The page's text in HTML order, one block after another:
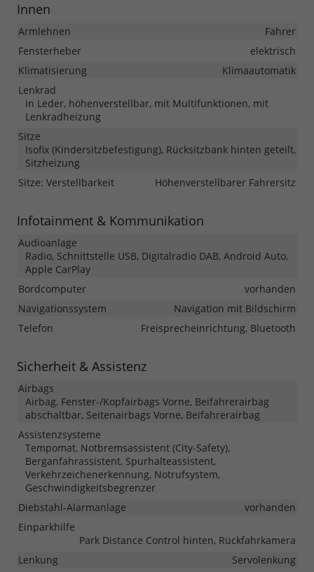
Innen
Armlehnen
Fahrer
Fensterheber
elektrisch
Klimatisierung
Klimaautomatik
Lenkrad
in Leder, höhenverstellbar, mit Multifunktionen, mit
Lenkradheizung
Sitze
Isofix (Kindersitzbefestigung), Rücksitzbank hinten geteilt,
Sitzheizung
Sitze: Verstellbarkeit
Höhenverstellbarer Fahrersitz
Infotainment & Kommunikation
Audioanlage
Radio, Schnittstelle USB, Digitalradio DAB, Android Auto,
Apple CarPlay
Bordcomputer
vorhanden
Navigationssystem
Navigation mit Bildschirm
Telefon
Freisprecheinrichtung, Bluetooth
Sicherheit & Assistenz
Airbags
Airbag, Fenster-/Kopfairbags Vorne, Beifahrerairbag
abschaltbar, Seitenairbags Vorne, Beifahrerairbag
Assistenzsysteme
Tempomat, Notbremsassistent (City-Safety),
Berganfahrassistent, Spurhalteassistent,
Verkehrzeichenerkennung, Notrufsystem,
Geschwindigkeitsbegrenzer
Diebstahl-Alarmanlage
vorhanden
Einparkhilfe
Park Distance Control hinten, Rückfahrkamera
Lenkung
Servolenkung